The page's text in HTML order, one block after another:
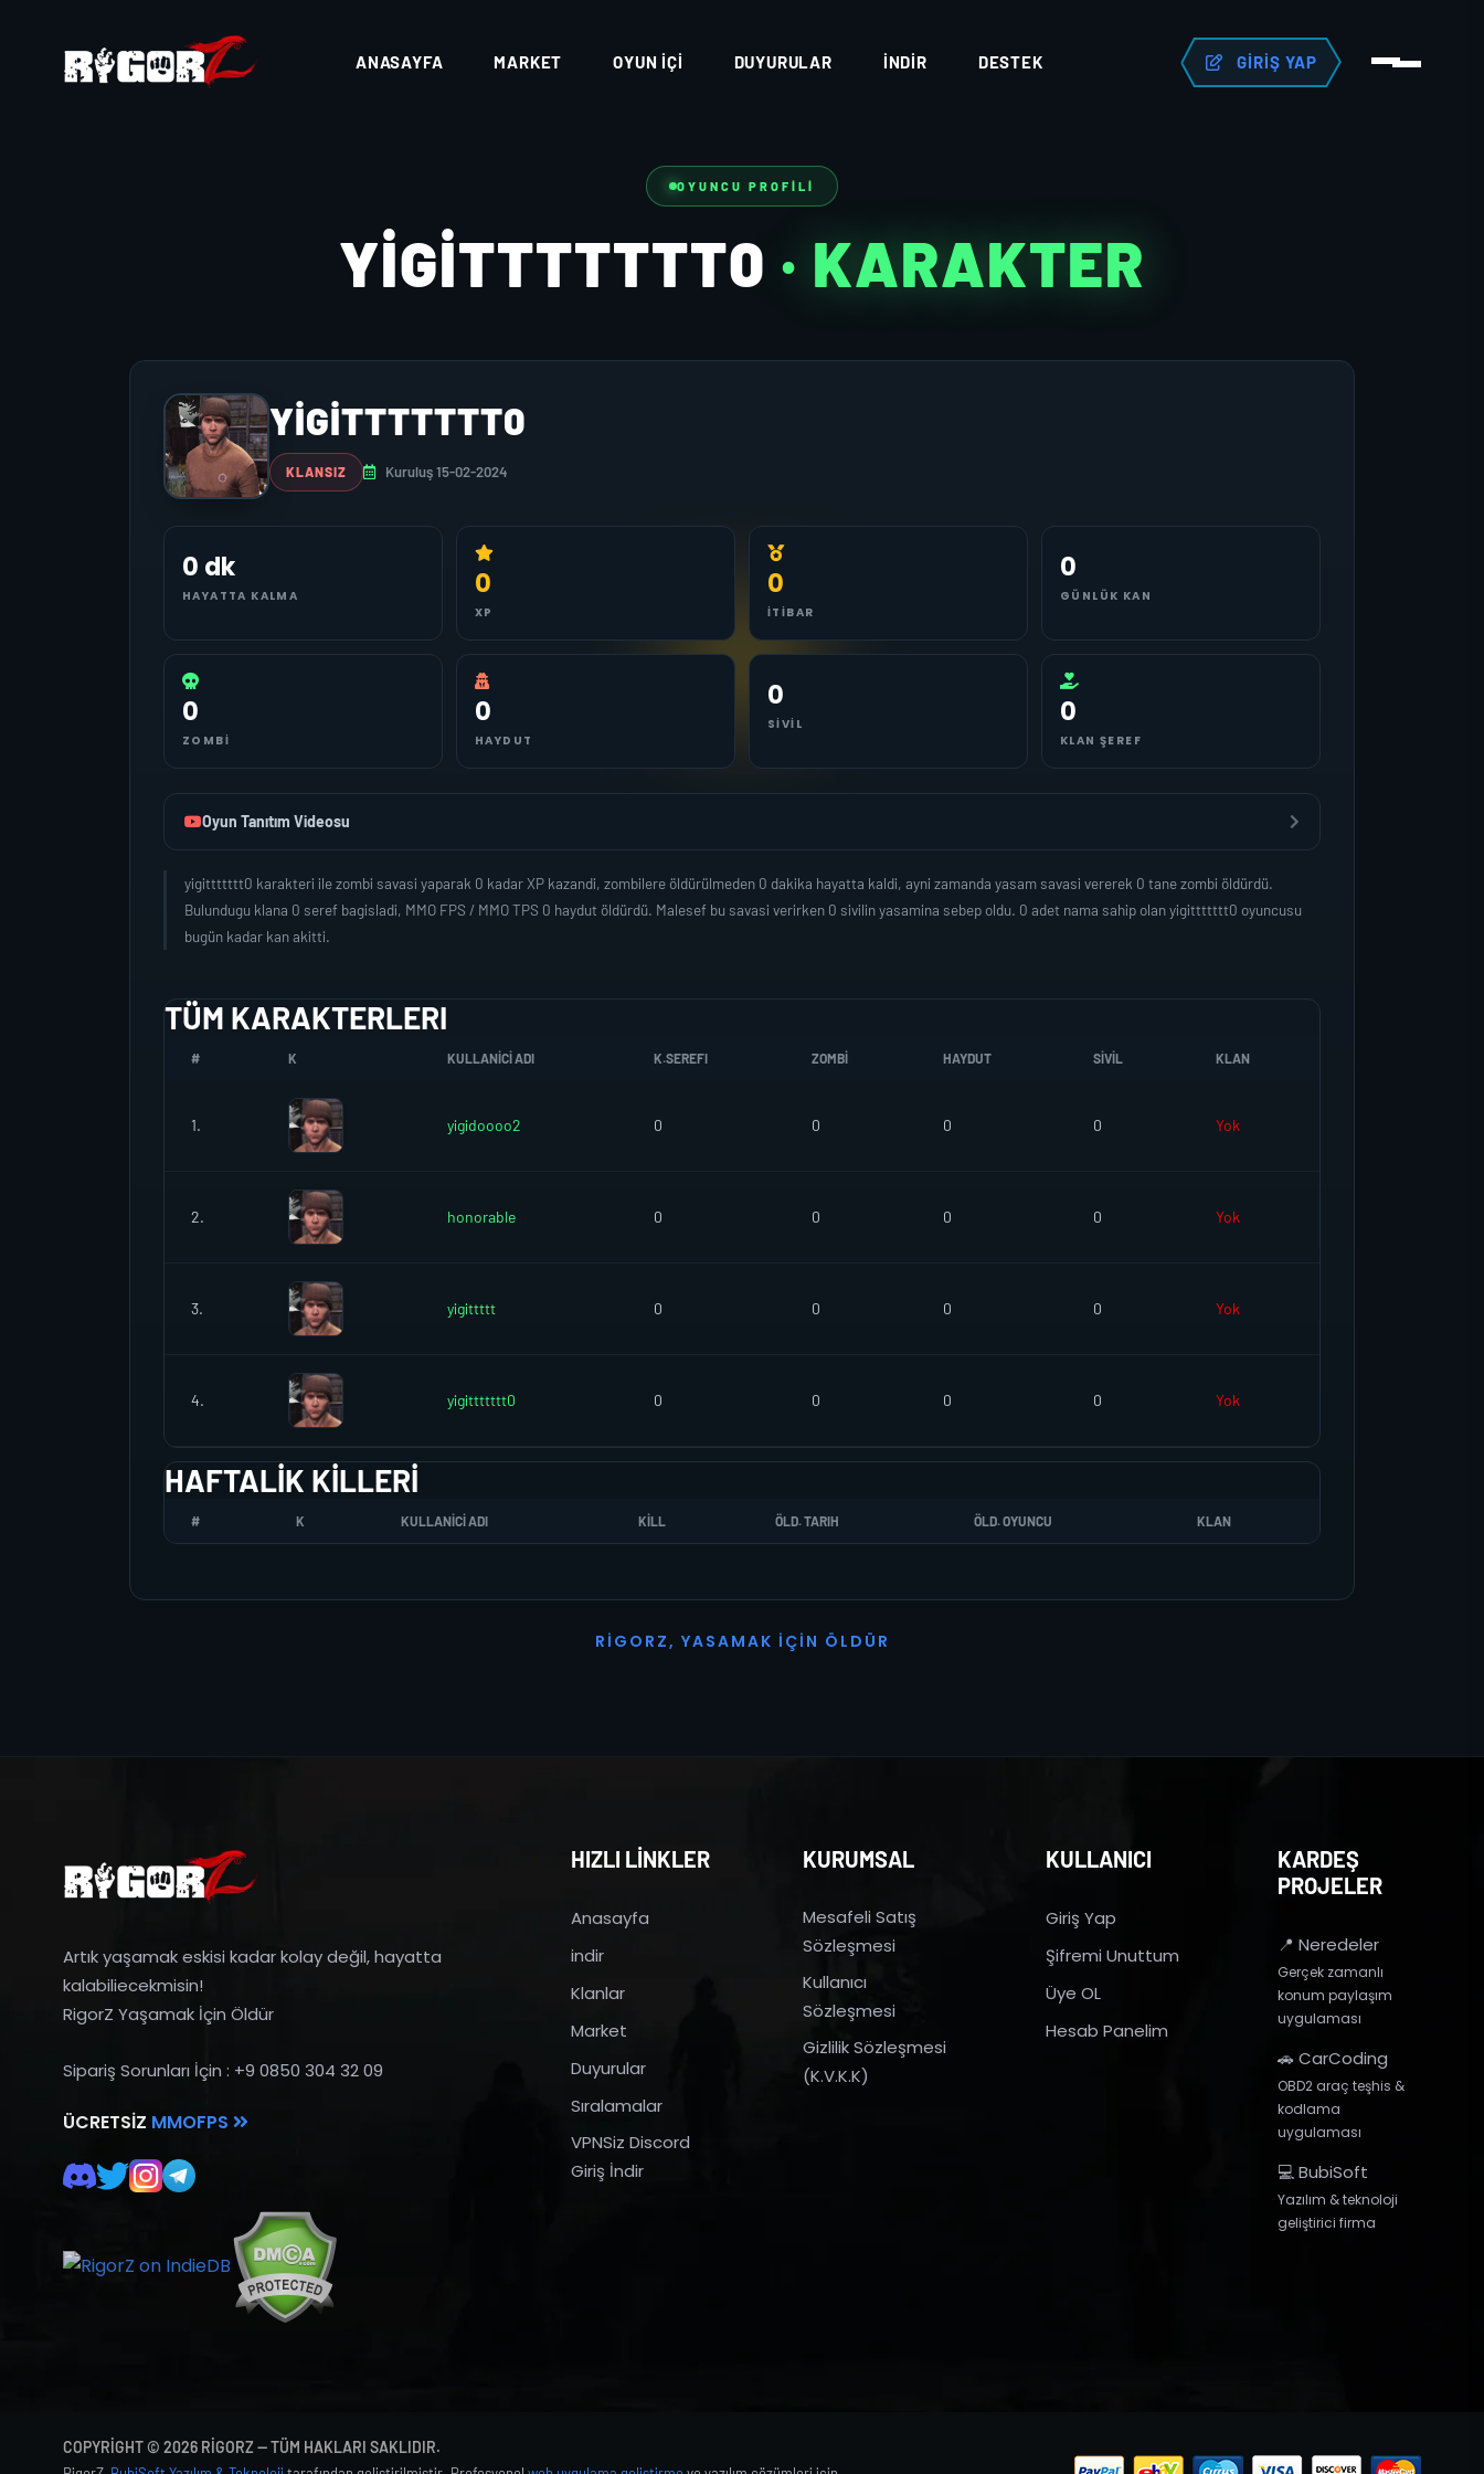
ANASAYFA MARKET OYUN İÇI DUYURULAR İNDIR DESTEK GIRIŞ YAP
OYUNCU PROFILI
YIGITTTTTTT0 · KARAKTER
YIGITTTTTTT0
KLANSIZ Kuruluş 15-02-2024
0 dk
HAYATTA KALMA 0
XP
0
İTIBAR
0
GÜNLÜK KAN
0
ZOMBI
0
HAYDUT
0
SIVIL 0
KLAN ŞEREF
Oyun Tanıtım Videosu
yigittttttt0 karakteri ile zombi savasi yaparak 0 kadar XP kazandi, zombilere öldürülmeden 0 dakika hayatta kaldi, ayni zamanda yasam savasi vererek 0 tane zombi öldürdü.
Bulundugu klana 0 seref bagisladi, MMO FPS / MMO TPS 0 haydut öldürdü. Malesef bu savasi verirken 0 sivilin yasamina sebep oldu. 0 adet nama sahip olan yigittttttt0 oyuncusu
bugün kadar kan akitti.
TÜM KARAKTERLERI
# K KULLANICI ADI K.SEREFI ZOMBI HAYDUT SIVIL KLAN
1. yigidoooo2 0 0 0 0 Yok
2. honorable 0 0 0 0 Yok
3. yigittttt 0 0 0 0 Yok
4. yigittttttt0 0 0 0 0 Yok
HAFTALIK KILLERI
# K KULLANICI ADI KILL ÖLD. TARIH ÖLD. OYUNCU KLAN
R I G O R Z, YASAMAK İ ÇI N Ö L D Ü R
Artık yaşamak eskisi kadar kolay değil, hayatta
kalabiliecekmisin!
RigorZ Yaşamak İçin Öldür
Sipariş Sorunları İçin : +9 0850 304 32 09
ÜCRETSIZ MMOFPS
HIZLI LİNKLER
Anasayfa
indir
Klanlar
Market
Duyurular
Sıralamalar
VPNSiz Discord
Giriş İndir
KURUMSAL
Mesafeli Satış
Sözleşmesi
Kullanıcı
Sözleşmesi
Gizlilik Sözleşmesi
(K.V.K.K)
KULLANICI
Giriş Yap
Şifremi Unuttum
Üye OL
Hesab Panelim
KARDEŞ
PROJELER
📍 Neredeler
Gerçek zamanlı
konum paylaşım
uygulaması
🚗 CarCoding
OBD2 araç teşhis &
kodlama
uygulaması
💻 BubiSoft
Yazılım & teknoloji
geliştirici firma
COPYRIGHT © 2026 RIGORZ — TÜM HAKLARI SAKLIDIR.